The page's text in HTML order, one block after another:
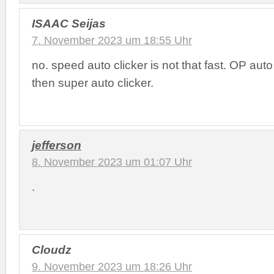
ISAAC Seijas
7. November 2023 um 18:55 Uhr
no. speed auto clicker is not that fast. OP
then super auto clicker.
jefferson
8. November 2023 um 01:07 Uhr
.
Cloudz
9. November 2023 um 18:26 Uhr